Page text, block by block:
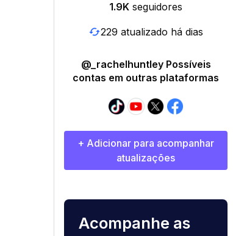
1.9K seguidores
229 atualizado há dias
@_rachelhuntley Possíveis
contas em outras plataformas
+ Adicionar para acompanhar
atualizações
Acompanhe as